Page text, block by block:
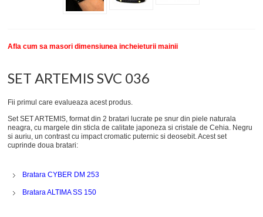
Afla cum sa masori dimensiunea incheieturii mainii
SET ARTEMIS SVC 036
Fii primul care evalueaza acest produs.
Set SET ARTEMIS, format din 2 bratari lucrate pe snur din piele naturala
neagra, cu margele din sticla de calitate japoneza si cristale de Cehia. Negru
si auriu, un contrast cu impact cromatic puternic si deosebit. Acest set
cuprinde doua bratari:
Bratara CYBER DM 253
Bratara ALTIMA SS 150